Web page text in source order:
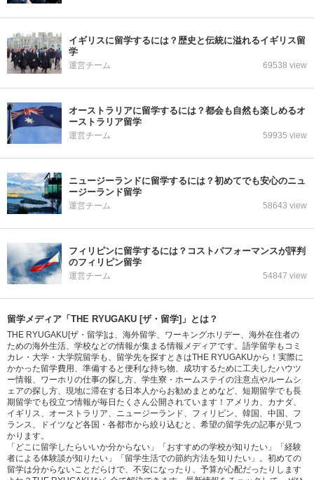
イギリスに留学するには？歴史と伝統に溢れるイギリス留
学
運営チーム 69538 view
オーストラリアに留学するには？都会も自然も楽しめるオ
ーストラリア留学
運営チーム 59935 view
ニュージーランドに留学するには？初めてでも安心のニュ
ージーランド留学
運営チーム 58643 view
フィリピンに留学するには？コストパフォーマンスが評判
のフィリピン留学
運営チーム 54847 view
留学メディア「THE RYUGAKU [ザ・留学]」とは？
THE RYUGAKU[ザ・留学]は、海外留学、ワーキングホリデー、海外在住者の
ための海外生活、学校などの情報が集まる情報メディアです。語学留学もコミ
カレ・大学・大学院留学も、留学先を探すときはTHE RYUGAKUから！実際に
かかった留学費用、準備すると便利な持ち物、成功するために工夫したハウツ
ー情報、ワーホリの仕事の探し方、学生寮・ホームステイの注意点やルームシ
ェアの探し方、現地に滞在する日本人からお勧めまとめなど、短期留学でも長
期留学でも役立つ情報が毎日たくさん公開されています！アメリカ、カナダ、
イギリス、オーストラリア、ニュージーランド、フィリピン、韓国、中国、フ
ランス、ドイツなど各国・各都市から絞り込むと、希望の留学先の記事が見つ
かります。
「どこに留学したらいいか分からない」「おすすめの学校が知りたい」「経験
者による体験談が知りたい」「留学生活での節約方法を知りたい」。初めての
留学は分からないことだらけで、不安になったり、予算が心配だったりします